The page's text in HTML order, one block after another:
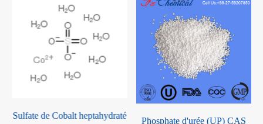
heptahydraté
Phosphate d'urée (UP) CAS
Sulfate de cuivre